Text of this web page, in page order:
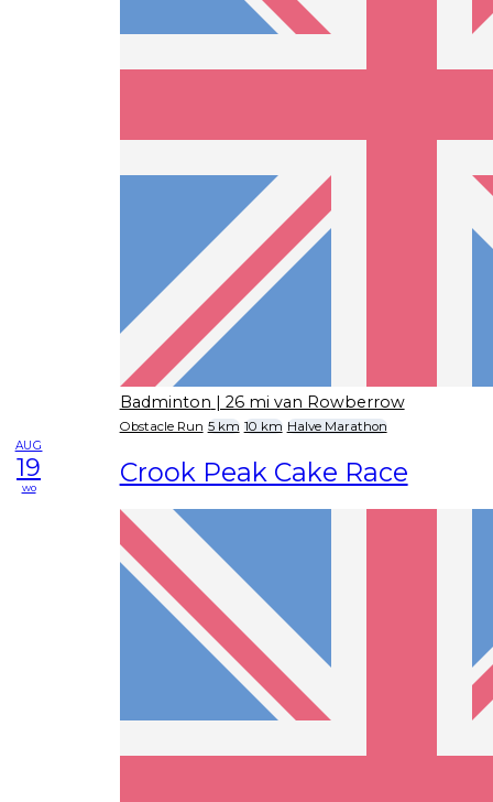
Badminton | 26 mi van Rowberrow
Obstacle Run 5 km 10 km Halve Marathon
AUG
19
wo Crook Peak Cake Race